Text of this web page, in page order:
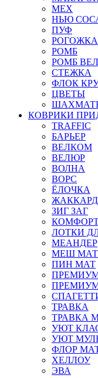
МЕХ
НЬЮ
ПУФ
РОГОЖКА
РОМБ
РОМБ
СТЕЖКА
ФЛОК
ЦВЕТЫ
КОВРИКИ
TRAFFIC
БАРЬЕР
ВЕЛКОМ
ВЕЛЮР
ВОЛНА
ВОРС
ЁЛОЧКА
ЖАККАРД
ЗИГ ЗАГ
ЛОТКИ
МЕАНДЕР
МЕШ МАТ
ПИН МАТ
ТРАВКА
ТРАВКА
УЮТ
УЮТ
ФЛОР
ХЕЛЛОУ
ЭВА